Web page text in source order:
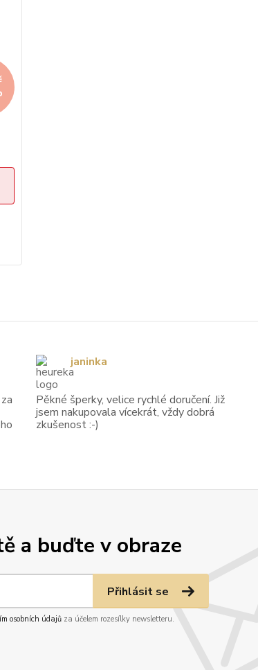
a buďte v obraze
Přihlásit se
osobních údajůza účelem rozesílky newsletteru.
Pěkné šperky, velice rychlé doručení. Již
jsem nakupovala vícekrát, vždy dobrá
zkušenost :-)
janinka